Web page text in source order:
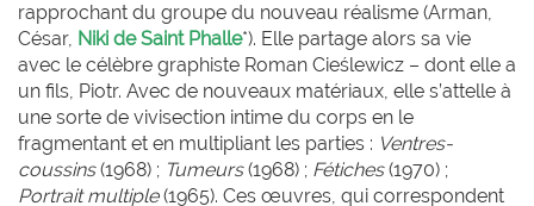
rapprochant du groupe du nouveau réalisme (Arman,
César, Niki de Saint Phalle*). Elle partage alors sa vie
avec le célèbre graphiste Roman Cieślewicz – dont elle a
un fils, Piotr. Avec de nouveaux matériaux, elle s’attelle à
une sorte de vivisection intime du corps en le
fragmentant et en multipliant les parties : Ventres-
coussins(1968) ; Tumeurs(1968) ; Fétiches(1970) ;
Portrait multiple(1965). Ces œuvres, qui correspondent